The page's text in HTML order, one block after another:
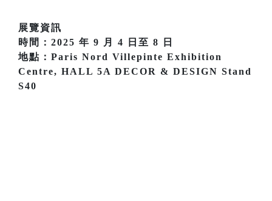
展覽資訊
時間：2025 年 9 月 4 日至 8 日
地點：Paris Nord Villepinte Exhibition
Centre, HALL 5A DECOR & DESIGN Stand
S40